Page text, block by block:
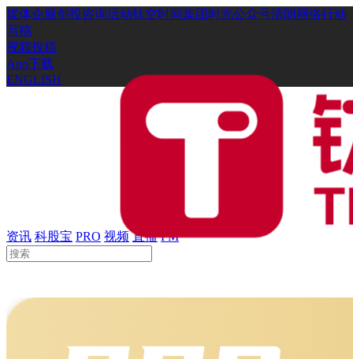
媒体企服创投咨询活动钛空时间集团时光公众号清朗网络行动
写稿
视频投稿
App下载
ENGLISH
资讯 科股宝 PRO 视频 直播 FM